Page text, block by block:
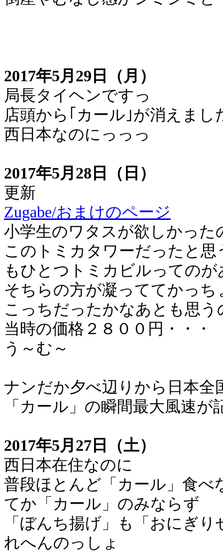
2017年5月29日（月）
局長タイヘンですっ
店頭から｢カール｣が消えまし
西日本なのにっっっ
2017年5月28日（日）
更新
Zugabe/おまけのページ
小学生のワタスが欲しかった
このトミカタワーだったと思
もひとつトミカビルってのが
そちらの方が凝っててかっち
こっちだったかなあとも思う
当時の価格２８００円・・・
う～む～
ナンだか夕べ辺りから日本全
「カール」の瞬間最大風速
2017年5月27日（土）
西日本在住なのに
普段ほとんど「カール」食べ
てか「カール」のみならず
「ぼんち揚げ」も「おにぎ
れへんのっしょ